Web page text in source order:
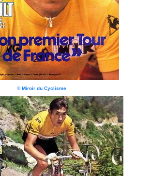
© Miroir du Cyclisme